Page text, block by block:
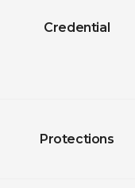
Credential
Protections